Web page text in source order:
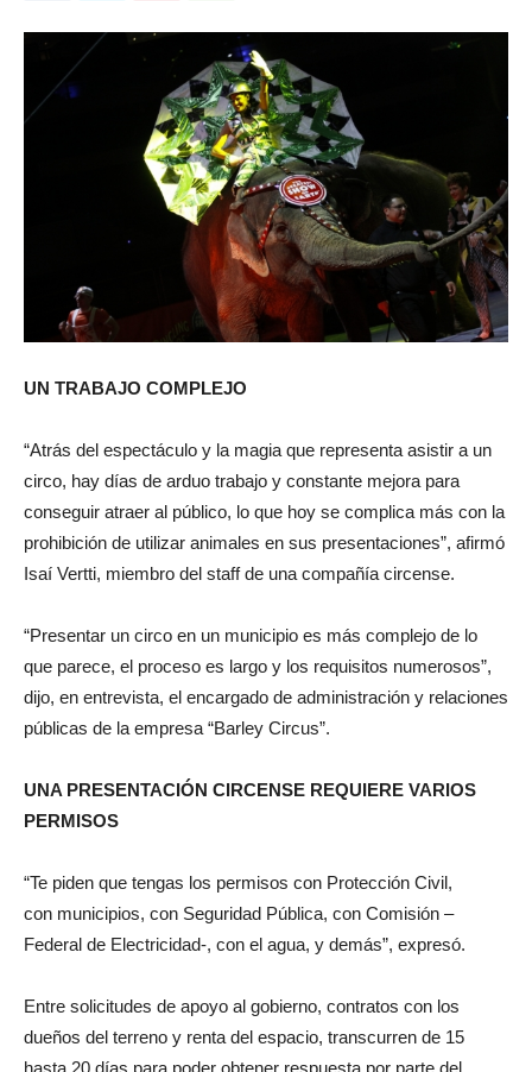
UN TRABAJO COMPLEJO
“Atrás del espectáculo y la magia que representa asistir a un
circo, hay días de arduo trabajo y constante mejora para
conseguir atraer al público, lo que hoy se complica más con la
prohibición de utilizar animales en sus presentaciones”, afirmó
Isaí Vertti, miembro del staff de una compañía circense.
“Presentar un circo en un municipio es más complejo de lo
que parece, el proceso es largo y los requisitos numerosos”,
dijo, en entrevista, el encargado de administración y relaciones
públicas de la empresa “Barley Circus”.
UNA PRESENTACIÓN CIRCENSE REQUIERE VARIOS
PERMISOS
“Te piden que tengas los permisos con Protección Civil,
con municipios, con Seguridad Pública, con Comisión –
Federal de Electricidad-, con el agua, y demás”, expresó.
Entre solicitudes de apoyo al gobierno, contratos con los
dueños del terreno y renta del espacio, transcurren de 15
hasta 20 días para poder obtener respuesta por parte del